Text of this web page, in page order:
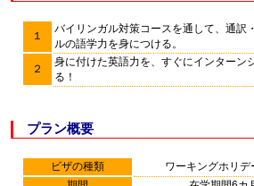
１
バイリンガル対策コースを通して、通訳
ルの語学力を身につける。
２
身に付けた英語力を、すぐにインターン
る！
プラン概要
ビザの種類
ワーキングホリデ